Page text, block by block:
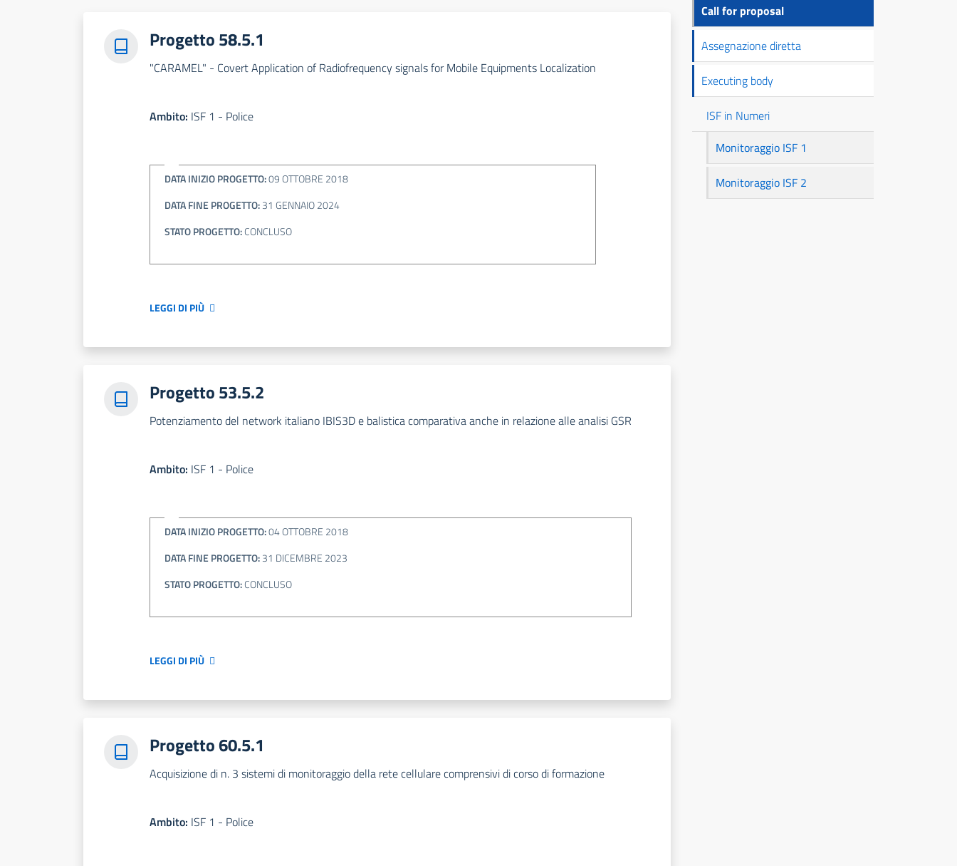
Progetto 58.5.1
"CARAMEL" - Covert Application of Radiofrequency signals for Mobile Equipments Localization
Ambito: ISF 1 - Police
DATA INIZIO PROGETTO:09 OTTOBRE 2018
DATA FINE PROGETTO:31 GENNAIO 2024
STATO PROGETTO:CONCLUSO
LEGGI DI PIÙ
Progetto 53.5.2
Potenziamento del network italiano IBIS3D e balistica comparativa anche in relazione alle analisi GSR
Ambito: ISF 1 - Police
DATA INIZIO PROGETTO:04 OTTOBRE 2018
DATA FINE PROGETTO:31 DICEMBRE 2023
STATO PROGETTO:CONCLUSO
LEGGI DI PIÙ
Progetto 60.5.1
Acquisizione di n. 3 sistemi di monitoraggio della rete cellulare comprensivi di corso di formazione
Ambito: ISF 1 - Police
Call for proposal
Assegnazione diretta
Executing body
ISF in Numeri
Monitoraggio ISF 1
Monitoraggio ISF 2